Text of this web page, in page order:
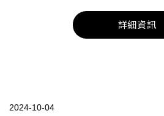
詳細資訊
2024-10-04